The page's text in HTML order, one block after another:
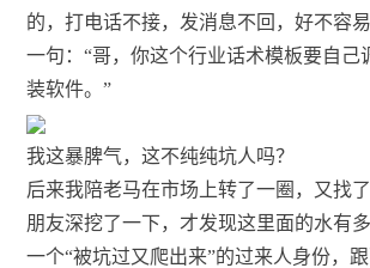
的，打电话不接，发消息不回，好不容
一句：“哥，你这个行业话术模板要自己
装软件。”
我这暴脾气，这不纯纯坑人吗？
后来我陪老马在市场上转了一圈，又找
朋友深挖了一下，才发现这里面的水有
一个“被坑过又爬出来”的过来人身份，